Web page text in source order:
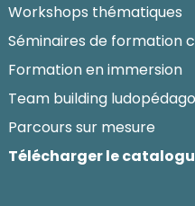
Workshops thématiques
Séminaires de formation
Formation en immersion
Team building
Parcours sur mesure
Télécharger le